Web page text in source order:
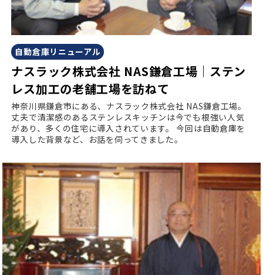
自動倉庫リニューアル
ナスラック株式会社 NAS鎌倉工場｜ステン
レス加工の老舗工場を訪ねて
神奈川県鎌倉市にある、ナスラック株式会社 NAS鎌倉工場。
丈夫で清潔感のあるステンレスキッチンは今でも根強い人気
があり、多くの住宅に導入されています。
今回は自動倉庫を
導入した背景など、お話を伺ってきました。